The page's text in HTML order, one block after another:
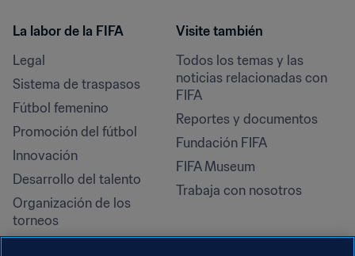
La labor de la FIFA
Legal
Sistema de traspasos
Fútbol femenino
Promoción del fútbol
Innovación
Desarrollo del talento
Organización de los
torneos
Visite también
Todos los temas y las
noticias relacionadas con
FIFA
Reportes y documentos
Fundación FIFA
FIFA Museum
Trabaja con nosotros